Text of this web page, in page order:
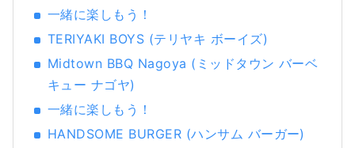
分野の産業が発展してきました。トヨタ産業
ことができます。 また「なごやめし」と呼ば
れるオリジナリティあふれる地元のグルメが
人気です。滞在中、バラエティに富む食文化
を堪能することができます。 歴史やものづく
り、食や伝統文化など、さまざまな角度から
楽しめる名古屋にぜひお越しください。
一緒に楽しもう！
TERIYAKI BOYS (テリヤキ ボーイズ)
Midtown BBQ Nagoya (ミッドタウン バーベ
キュー ナゴヤ)
一緒に楽しもう！
HANDSOME BURGER (ハンサム バーガー)